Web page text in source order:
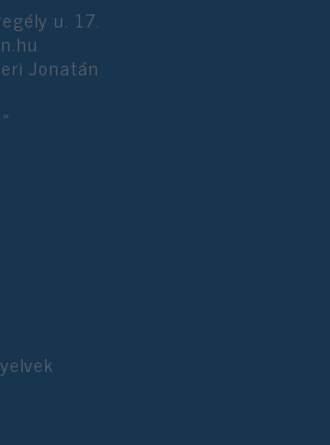
u. 17.
Jonatán